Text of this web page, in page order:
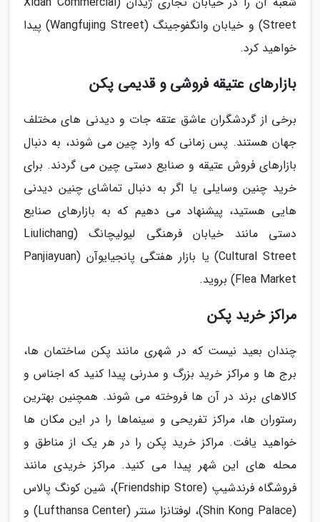
Street) و خیابان وانگفوجینگ (Wangfujing Street) پیدا
خواهید کرد.
بازارهای عتیقه فروشی و قدیمی پکن
برخی از گردشگران عاشق عتقه جات و دیدنی های مختلف
جهان هستند. پس زمانی که وارد چین می شوند، به دنبال
بازارهای فروش عتیقه و صنایع دستی چین می گردند. برای
خرید چنین وسایلی یا اگر به دنبال تماشای چنین دیدنی
هایی هستید، پیشنهاد می دهیم که به بازارهای صنایع
دستی مانند خیابان فرهنگی لیولیچانگ (Liulichang
Cultural Street) یا بازار هفتگی پانجیایوآن (Panjiayuan
Flea Market) بروید.
مراکز خرید پکن
چندان بعید نیست که در شهری مانند پکن ساختمان ها،
برج ها و مراکز خرید بزرگ و مدرنی پیدا کنید که اجناس و
کالاهای برند در آن ها فروخته می شوند. همچنین بهترین
رستوران ها، مراکز تفریحی و سینماها را در این مکان ها
خواهید یافت. مراکز خرید پکن را در هر یک از مناطق و
محله های این شهر پیدا می کنید. مراکز خریدی مانند
فروشگاه فرندشیپ (Friendship Store)، شین کونگ پالاس
(Shin Kong Palace)، لوفتانزا سنتر (Lufthansa Center) و